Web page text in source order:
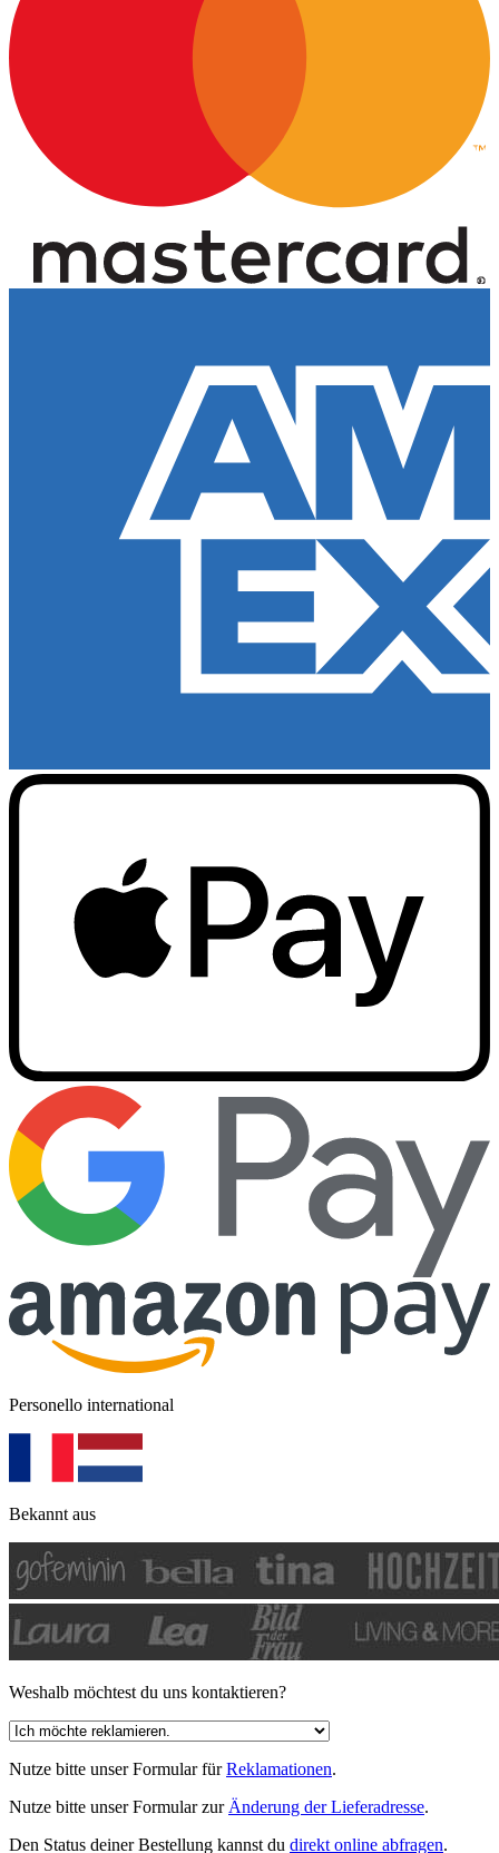
Personello international
Bekannt aus
Weshalb möchtest du uns kontaktieren?
Nutze bitte unser Formular fürReklamationen.
Nutze bitte unser Formular zurÄnderung der Lieferadresse.
Den Status deiner Bestellung kannst du direkt online abfragen.